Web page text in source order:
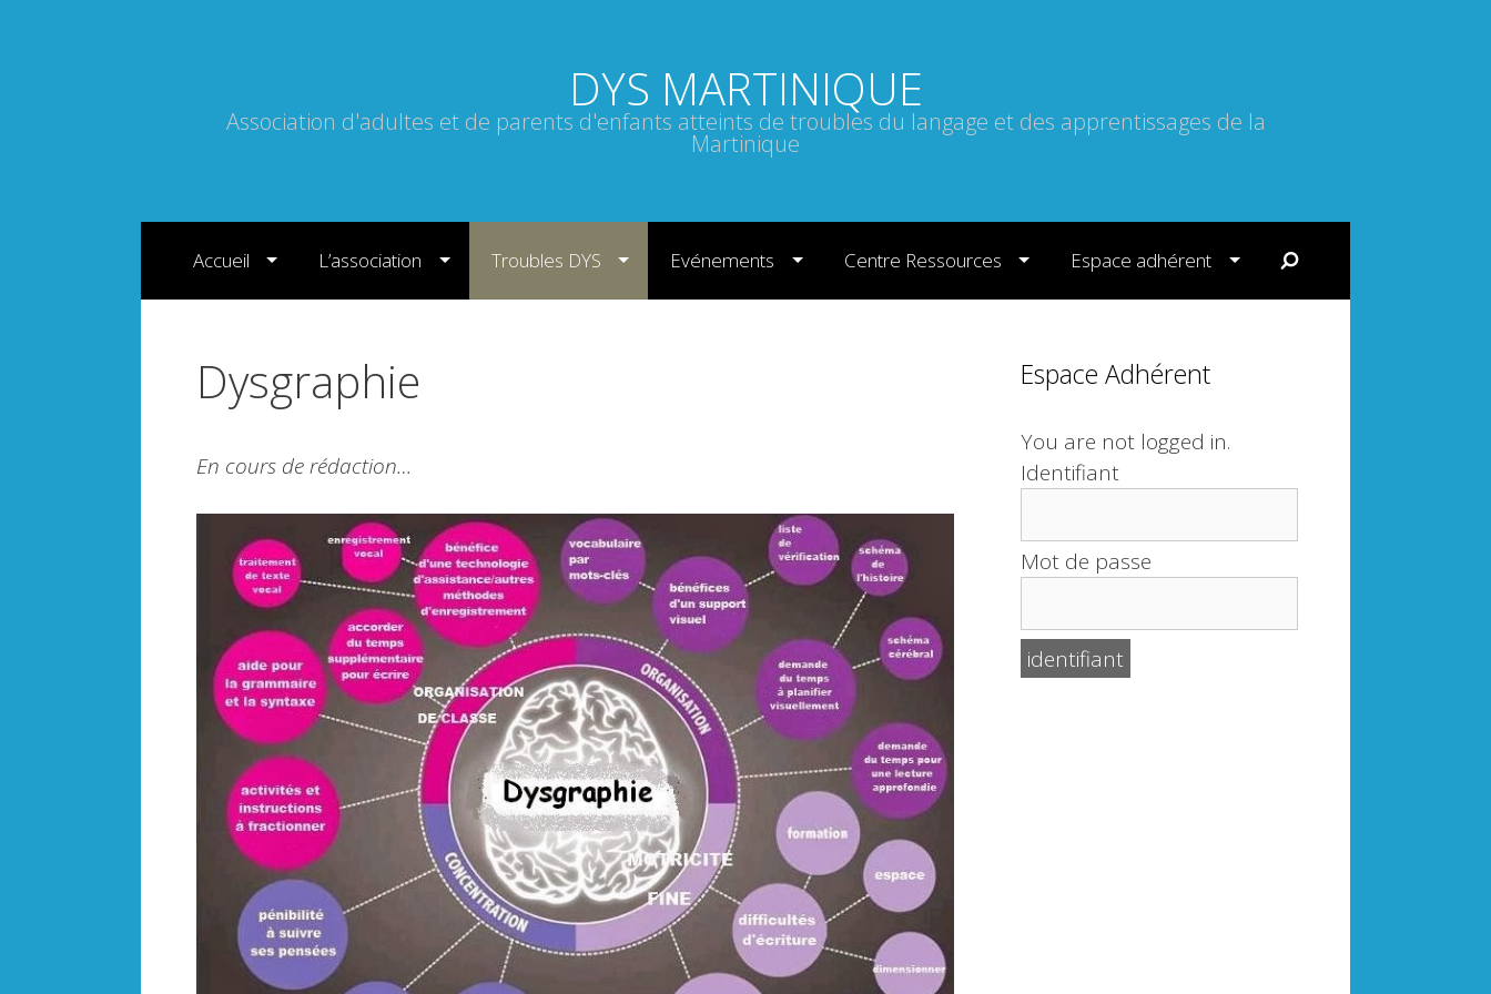
DYS MARTINIQUE
Association d'adultes et de parents d'enfants atteints de troubles du langage et des apprentissages de la
Martinique
Accueil
L’association Troubles DYS Evénements Centre Ressources Espace adhérent
Dysgraphie
En cours de rédaction…
Espace Adhérent
You are not logged in.
Identifiant
Mot de passe